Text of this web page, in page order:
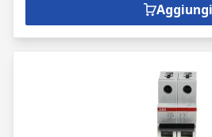
Aggiungi